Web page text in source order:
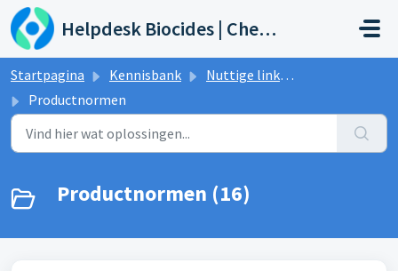
Doorgaan naar hoofdinhoud
Helpdesk Biocides | Chemicals | Products
Startpagina Kennisbank
Nuttige links & Evenementen
Productnormen
Productnormen (16)